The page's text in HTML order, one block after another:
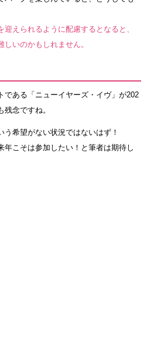
えられるように配慮するとなると、
いのかもしれません。
である「ニューイヤーズ・イヴ」が202
念ですね。
希望がない状況ではないはず！
年こそは参加したい！と筆者は期待し